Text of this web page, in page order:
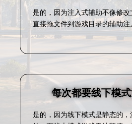
是的，因为注入式辅助不像修
直接拖文件到游戏目录的辅助
每次都要线下模
是的，因为线下模式是静态的